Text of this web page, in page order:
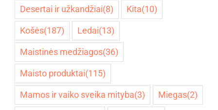
Desertai ir užkandžiai(8) Kita(10)
Košės(187) Ledai(13)
Maistinės medžiagos(36)
Maisto produktai(115)
Mamos ir vaiko sveika mityba(3) Miegas(2)